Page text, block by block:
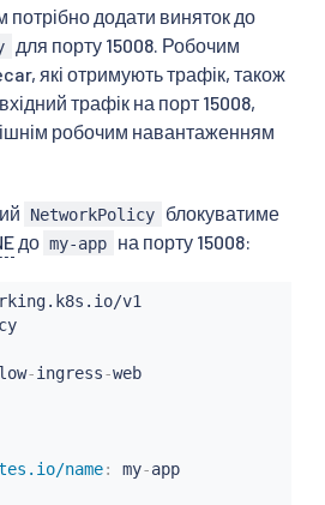
потрібно додати виняток до
для порту 15008. Робочим
які отримують трафік, також
трафік на порт 15008,
робочим навантаженням
NetworkPolicy
блокуватиме
до my-app на порту 15008:
networking.k8s.io/v1
NetworkPolicy
-ingress-
web
name: my-app